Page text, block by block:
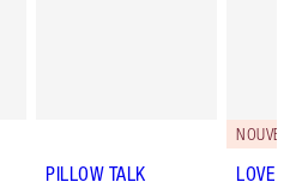
PILLOW TALK
LOVE